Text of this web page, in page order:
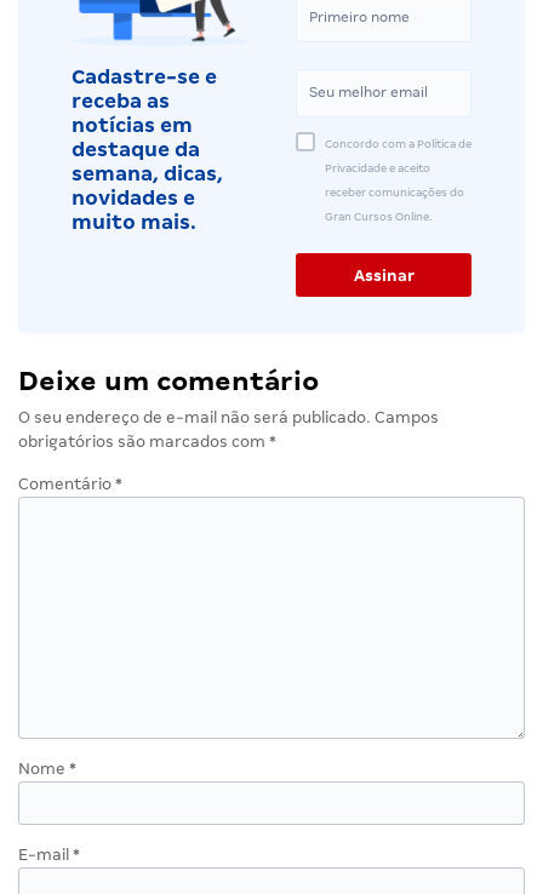
Cadastre-se e
receba as
notícias em
destaque da
semana, dicas,
novidades e
muito mais.
Concordo com a Política de
Privacidade e aceito
receber comunicações do
Gran Cursos Online.
Deixe um comentário
O seu endereço de e-mail não será publicado. Campos
obrigatórios são marcados com *
Comentário *
Nome *
E-mail *